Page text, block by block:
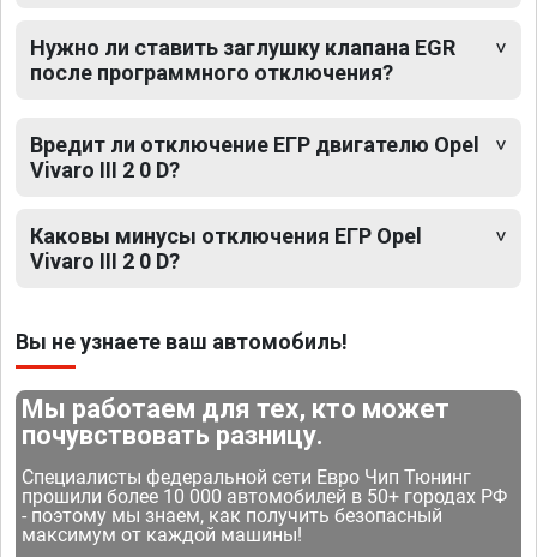
Нужно ли ставить заглушку клапана EGR
после программного отключения?
Вредит ли отключение ЕГР двигателю Opel
Vivaro III 2 0 D?
Каковы минусы отключения ЕГР Opel
Vivaro III 2 0 D?
Вы не узнаете ваш автомобиль!
Мы работаем для тех, кто может
почувствовать разницу.
Специалисты федеральной сети Евро Чип Тюнинг
прошили более 10 000 автомобилей в 50+ городах РФ
- поэтому мы знаем, как получить безопасный
максимум от каждой машины!